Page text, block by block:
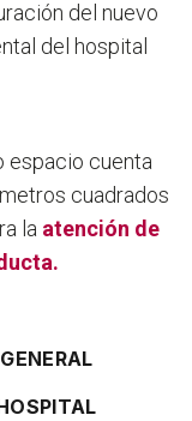
del nuevo
del hospital
espacio cuenta
cuadrados
la atención de